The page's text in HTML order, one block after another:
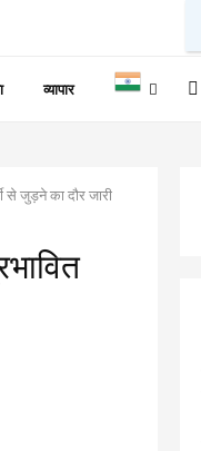
व्यापार
से जुड़ने का दौर जारी